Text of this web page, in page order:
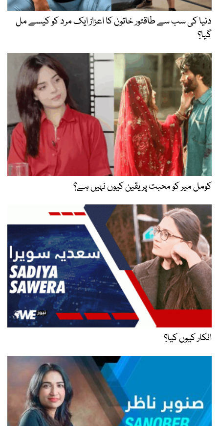
دنیا کی سب سے طاقتور خاتون کا اعزاز ایک مرد کو کیسے مل
گیا؟
کومل میر کو محبت پر یقین کیوں نہیں ہے؟
انکار کیوں کیا؟